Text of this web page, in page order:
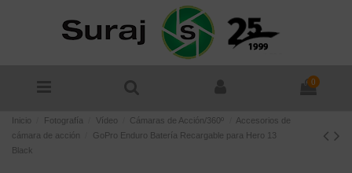
0
Inicio Fotografía Vídeo Cámaras de Acción/360º
Accesorios de
cámara de acción
GoPro Enduro Batería Recargable para Hero 13
Black